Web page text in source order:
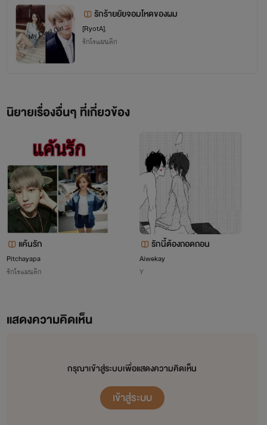
cr.ไอรีน - Red Velvet
รักร้ายยัยจอมโหดของผม
[RyotA].
รักโรแมนติก
นิยายเรื่องอื่นๆ ที่เกี่ยวข้อง
แค้นรัก
Pitchayapa
รักโรแมนติก
รักนี้ต้องถอดถอน
Aiwekay
Y
แสดงความคิดเห็น
กรุณาเข้าสู่ระบบเพื่อแสดงความคิดเห็น
เข้าสู่ระบบ